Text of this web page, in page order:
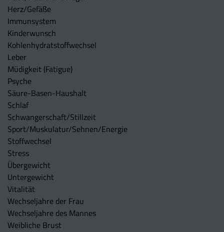
Herz/Gefäße
Immunsystem
Kinderwunsch
Kohlenhydratstoffwechsel
Leber
Müdigkeit (Fatigue)
Psyche
Säure-Basen-Haushalt
Schlaf
Schwangerschaft/Stillzeit
Sport/Muskulatur/Sehnen/Energie
Stoffwechsel
Stress
Übergewicht
Untergewicht
Vitalität
Wechseljahre der Frau
Wechseljahre des Mannes
Weibliche Brust